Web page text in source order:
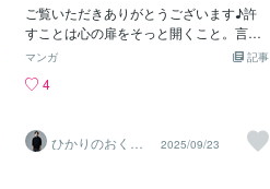
ご覧いただきありがとうございます♪許
すことは心の扉をそっと開くこと。言葉
がその一助になりますように✨許すとは
手を添えること傷があるからこそあなた
にも誰かにも「いいよ」と言っていいそ
の一言が心を軽くするからコトノハのし
記事
マンガ
4
ひかりのおくり
て〜SinMa〜
2025/09/23